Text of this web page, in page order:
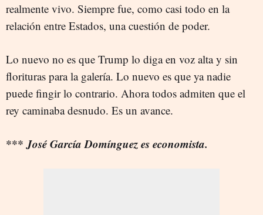
realmente vivo. Siempre fue, como casi todo en la
relación entre Estados, una cuestión de poder.
Lo nuevo no es que Trump lo diga en voz alta y sin
florituras para la galería. Lo nuevo es que ya nadie
puede fingir lo contrario. Ahora todos admiten que el
rey caminaba desnudo. Es un avance.
*** José García Domínguez es economista.